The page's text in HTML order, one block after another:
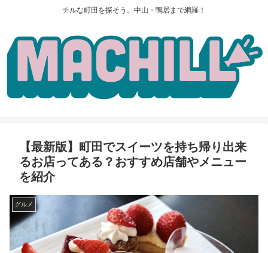
チルな町田を探そう。中山・鴨居まで網羅！
【最新版】町田でスイーツを持ち帰り出来
るお店ってある？おすすめ店舗やメニュー
を紹介
グルメ